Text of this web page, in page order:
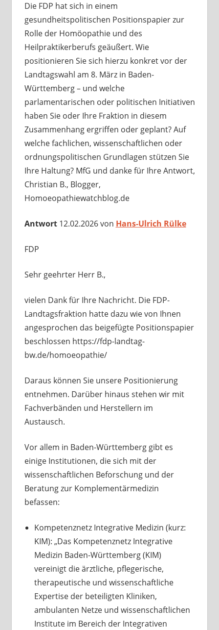
Die FDP hat sich in einem
gesundheitspolitischen Positionspapier zur
Rolle der Homöopathie und des
Heilpraktikerberufs geäußert. Wie
positionieren Sie sich hierzu konkret vor der
Landtagswahl am 8. März in Baden-
Württemberg – und welche
parlamentarischen oder politischen Initiativen
haben Sie oder Ihre Fraktion in diesem
Zusammenhang ergriffen oder geplant? Auf
welche fachlichen, wissenschaftlichen oder
ordnungspolitischen Grundlagen stützen Sie
Ihre Haltung? MfG und danke für Ihre Antwort,
Christian B., Blogger,
Homoeopathiewatchblog.de
Antwort12.02.2026 von Hans-Ulrich Rülke
FDP
Sehr geehrter Herr B.,
vielen Dank für Ihre Nachricht. Die FDP-
Landtagsfraktion hatte dazu wie von Ihnen
angesprochen das beigefügte Positionspapier
beschlossen https://fdp-landtag-
bw.de/homoeopathie/
Daraus können Sie unsere Positionierung
entnehmen. Darüber hinaus stehen wir mit
Fachverbänden und Herstellern im
Austausch.
Vor allem in Baden-Württemberg gibt es
einige Institutionen, die sich mit der
wissenschaftlichen Beforschung und der
Beratung zur Komplementärmedizin
befassen:
Kompetenznetz Integrative Medizin (kurz:
KIM): „Das Kompetenznetz Integrative
Medizin Baden-Württemberg (KIM)
vereinigt die ärztliche, pflegerische,
therapeutische und wissenschaftliche
Expertise der beteiligten Kliniken,
ambulanten Netze und wissenschaftlichen
Institute im Bereich der Integrativen